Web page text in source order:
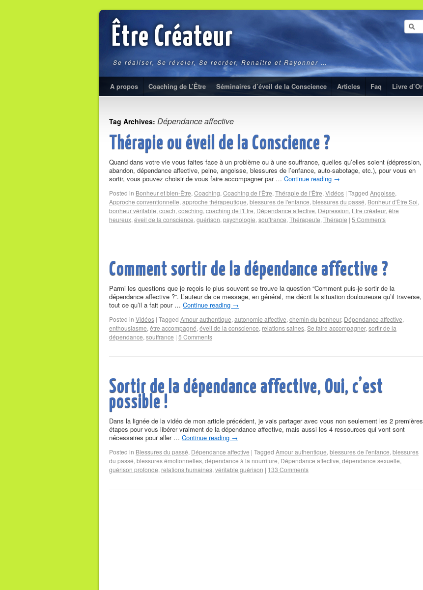
Être Créateur
Se réaliser, Se révéler, Se recréer, Renaître et Rayonner …
A propos Coaching de L’Être Séminaires d’éveil de la Conscience Articles Faq Livre d’Or
Tag Archives: Dépendance affective
Thérapie ou éveil de la Conscience ?
Quand dans votre vie vous faites face à un problème ou à une souffrance, quelles qu’elles soient (dépression,
abandon, dépendance affective, peine, angoisse, blessures de l’enfance, auto-sabotage, etc.), pour vous en
sortir, vous pouvez choisir de vous faire accompagner par … Continue reading →
Posted in Bonheur et bien-Être, Coaching, Coaching de l'Être, Thérapie de l'Être, Vidéos | Tagged Angoisse,
Approche conventionnelle, approche thérapeutique, blessures de l'enfance, blessures du passé, Bonheur d'Être Soi,
bonheur véritable, coach, coaching, coaching de l'Être, Dépendance affective, Dépression, Être créateur, être
heureux, éveil de la conscience, guérison, psychologie, souffrance, Thérapeute, Thérapie | 5 Comments
Comment sortir de la dépendance affective ?
Parmi les questions que je reçois le plus souvent se trouve la question “Comment puis-je sortir de la
dépendance affective ?”. L’auteur de ce message, en général, me décrit la situation douloureuse qu’il traverse,
tout ce qu’il a fait pour … Continue reading →
Posted in Vidéos | Tagged Amour authentique, autonomie affective, chemin du bonheur, Dépendance affective,
enthousiasme, être accompagné, éveil de la conscience, relations saines, Se faire accompagner, sortir de la
dépendance, souffrance | 5 Comments
Sortir de la dépendance affective, Oui, c’est
possible !
Dans la lignée de la vidéo de mon article précédent, je vais partager avec vous non seulement les 2 premières
étapes pour vous libérer vraiment de la dépendance affective, mais aussi les 4 ressources qui vont sont
nécessaires pour aller … Continue reading →
Posted in Blessures du passé, Dépendance affective | Tagged Amour authentique, blessures de l'enfance, blessures
du passé, blessures émotionnelles, dépendance à la nourriture, Dépendance affective, dépendance sexuelle,
guérison profonde, relations humaines, véritable guérison | 133 Comments